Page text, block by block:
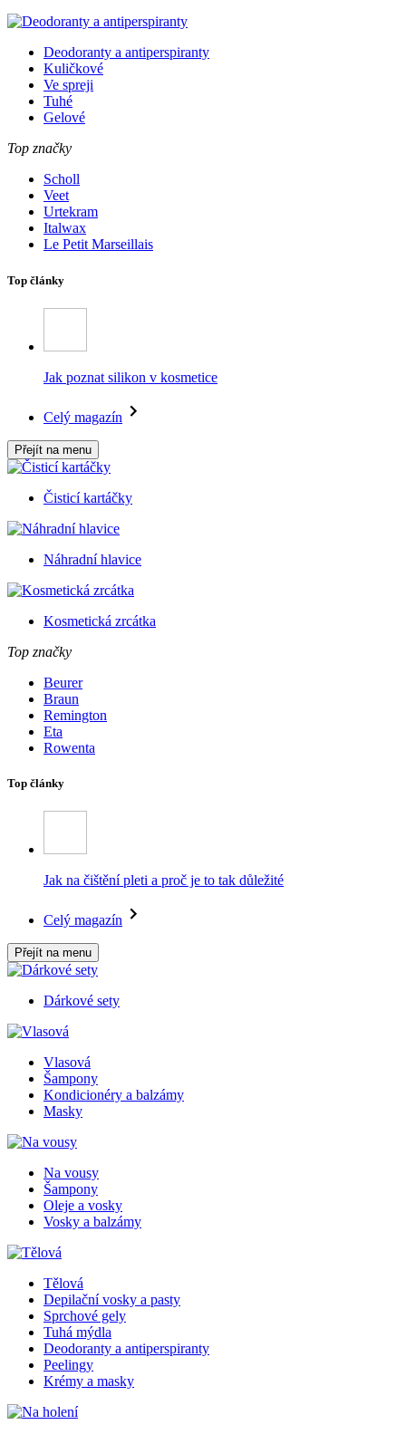
Deodoranty a antiperspiranty
Kuličkové
Ve spreji
Tuhé
Gelové
Top značky
Scholl
Veet
Urtekram
Italwax
Le Petit Marseillais
Top články
Jak poznat silikon v kosmetice
Celý magazín
Přejít na menu
Čisticí kartáčky
Náhradní hlavice
Kosmetická zrcátka
Top značky
Beurer
Braun
Remington
Eta
Rowenta
Top články
Jak na čištění pleti a proč je to tak důležité
Celý magazín
Přejít na menu
Dárkové sety
Vlasová
Šampony
Kondicionéry a balzámy
Masky
Na vousy
Šampony
Oleje a vosky
Vosky a balzámy
Tělová
Depilační vosky a pasty
Sprchové gely
Tuhá mýdla
Deodoranty a antiperspiranty
Peelingy
Krémy a masky